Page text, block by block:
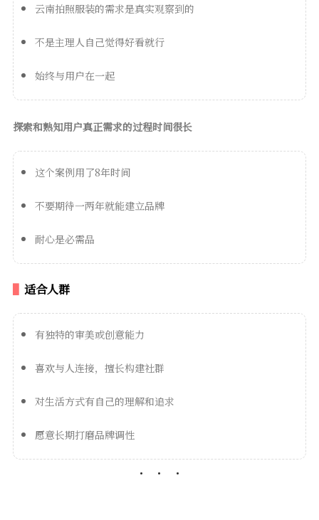
云南拍照服装的需求是真实观察到的
不是主理人自己觉得好看就行
始终与用户在一起
探索和熟知用户真正需求的过程时间很长
这个案例用了8年时间
不要期待一两年就能建立品牌
耐心是必需品
适合人群
有独特的审美或创意能力
喜欢与人连接，擅长构建社群
对生活方式有自己的理解和追求
愿意长期打磨品牌调性